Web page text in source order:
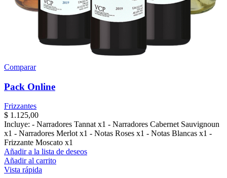
Comparar
Pack Online
Frizzantes
$ 1.125,00
Incluye: - Narradores Tannat x1 - Narradores Cabernet Sauvignoun
x1 - Narradores Merlot x1 - Notas Roses x1 - Notas Blancas x1 -
Frizzante Moscato x1
Añadir a la lista de deseos
Añadir al carrito
Vista rápida